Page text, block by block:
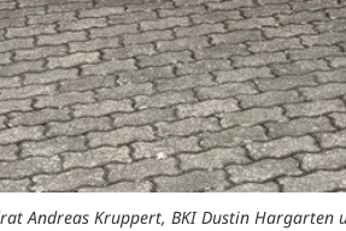
Andreas Kruppert, BKI Dustin Hargarten